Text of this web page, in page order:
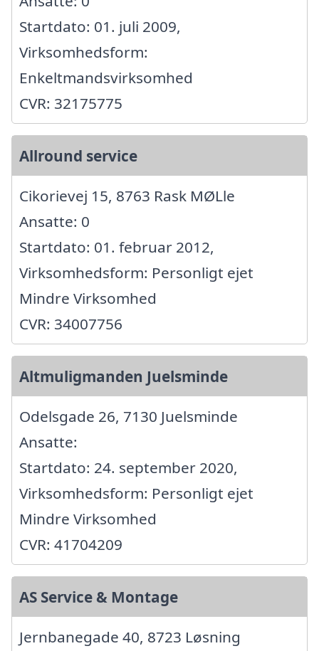
Startdato: 01. juli 2009,
Virksomhedsform:
Enkeltmandsvirksomhed
CVR: 32175775
Allround service
Cikorievej 15, 8763 Rask MØLle
Ansatte: 0
Startdato: 01. februar 2012,
Virksomhedsform: Personligt ejet
Mindre Virksomhed
CVR: 34007756
Altmuligmanden Juelsminde
Odelsgade 26, 7130 Juelsminde
Ansatte:
Startdato: 24. september 2020,
Virksomhedsform: Personligt ejet
Mindre Virksomhed
CVR: 41704209
AS Service & Montage
Jernbanegade 40, 8723 Løsning